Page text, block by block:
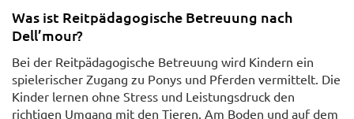
Was ist Reitpädagogische Betreuung nach
Dell’mour?
Bei der Reitpädagogische Betreuung wird Kindern ein
spielerischer Zugang zu Ponys und Pferden vermittelt. Die
Kinder lernen ohne Stress und Leistungsdruck den
richtigen Umgang mit den Tieren. Am Boden und auf dem